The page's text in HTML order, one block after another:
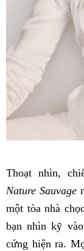
Thoạt nhìn,
Nature Sauvage
một tòa nhà
bạn nhìn kỹ
cứng hiện ra.